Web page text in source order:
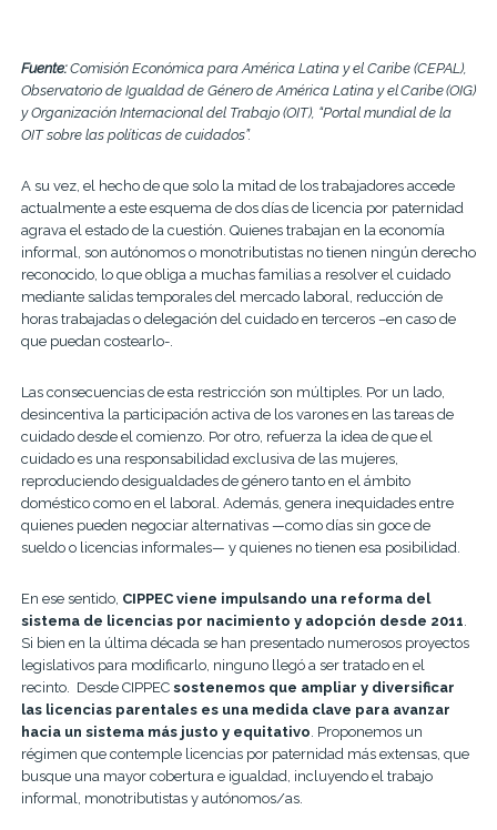
Fuente: Comisión Económica para América Latina y el Caribe (CEPAL),
Observatorio de Igualdad de Género de América Latina y el Caribe (OIG)
y Organización Internacional del Trabajo (OIT), “Portal mundial de la
OIT sobre las políticas de cuidados”.
A su vez, el hecho de que solo la mitad de los trabajadores accede
actualmente a este esquema de dos días de licencia por paternidad
agrava el estado de la cuestión. Quienes trabajan en la economía
informal, son autónomos o monotributistas no tienen ningún derecho
reconocido, lo que obliga a muchas familias a resolver el cuidado
mediante salidas temporales del mercado laboral, reducción de
horas trabajadas o delegación del cuidado en terceros –en caso de
que puedan costearlo-.
Las consecuencias de esta restricción son múltiples. Por un lado,
desincentiva la participación activa de los varones en las tareas de
cuidado desde el comienzo. Por otro, refuerza la idea de que el
cuidado es una responsabilidad exclusiva de las mujeres,
reproduciendo desigualdades de género tanto en el ámbito
doméstico como en el laboral. Además, genera inequidades entre
quienes pueden negociar alternativas —como días sin goce de
sueldo o licencias informales— y quienes no tienen esa posibilidad.
En ese sentido, CIPPEC viene impulsando una reforma del
sistema de licencias por nacimiento y adopción desde 2011
Si bien en la última década se han presentado numerosos proyectos
legislativos para modificarlo, ninguno llegó a ser tratado en el
recinto. Desde CIPPEC sostenemos que ampliar y diversificar
las licencias parentales es una medida clave para avanzar
hacia un sistema más justo y equitativo . Proponemos un
régimen que contemple licencias por paternidad más extensas, que
busque una mayor cobertura e igualdad, incluyendo el trabajo
informal, monotributistas y autónomos/as.